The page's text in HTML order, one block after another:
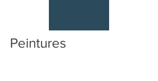
Peintures